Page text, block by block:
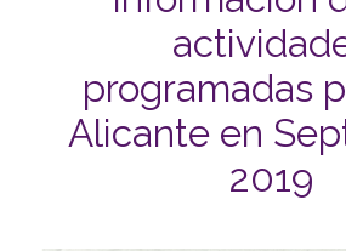
programadas
Alicante en
2019